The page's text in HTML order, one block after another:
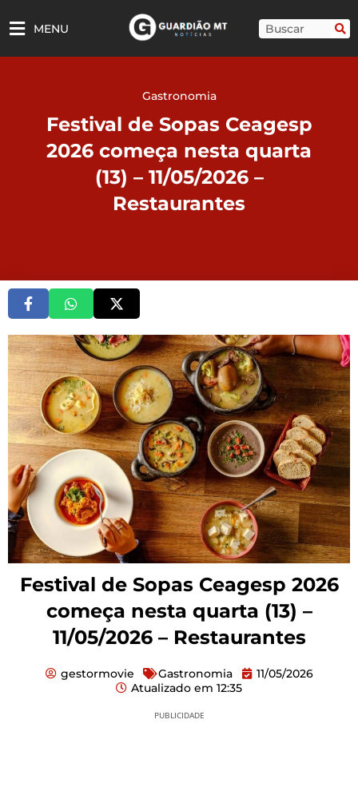
para
MENU Pesquisar
Gastronomia
Festival de Sopas Ceagesp
2026 começa nesta quarta
(13) – 11/05/2026 –
Restaurantes
Festival de Sopas Ceagesp 2026
começa nesta quarta (13) –
11/05/2026 – Restaurantes
gestormovie Gastronomia
11/05/2026
Atualizado em 12:35
PUBLICIDADE